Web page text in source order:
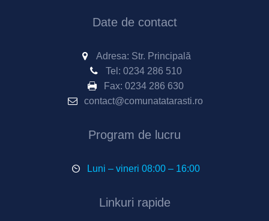
Date de contact
Adresa: Str. Principală
Tel: 0234 286 510
Fax: 0234 286 630
contact@comunatatarasti.ro
Program de lucru
Luni – vineri 08:00 – 16:00
Linkuri rapide